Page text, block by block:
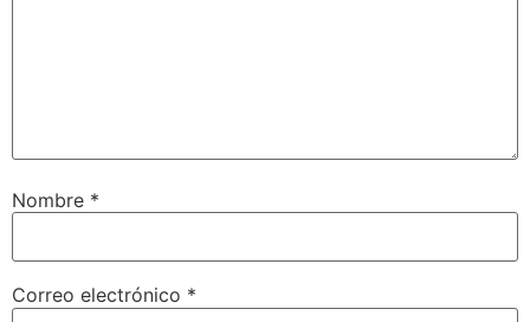
Nombre *
Correo electrónico *